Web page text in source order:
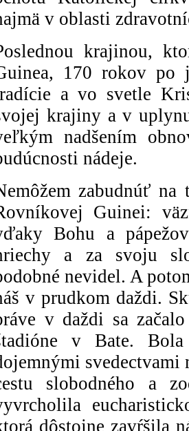
v oblasti
krajinou,
170 rokov po
a vo svetle
krajiny a v
nadšením
nádeje.
zabudnúť
Guinei:
Bohu a
a za svoju
nevidel. A
v prudkom daždi.
v daždi sa
v Bate.
slobodného a
dôstojne zavŕšila